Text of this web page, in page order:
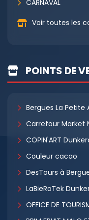
CARNAVAL
Voir toutes les
POINTS DE
Bergues La Petite
Carrefour Market
COPIN'ART
Couleur cacao
DesTours à
LaBieRoTek
OFFICE DE